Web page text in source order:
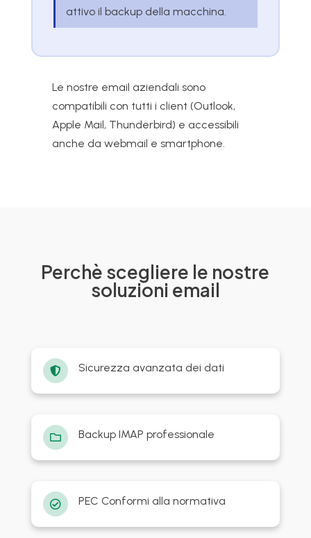
attivo il backup della macchina.
Le nostre email aziendali sono
compatibili con tutti i client (Outlook,
Apple Mail, Thunderbird) e accessibili
anche da webmail e smartphone.
Perchè scegliere le nostre
soluzioni email
 Sicurezza avanzata dei dati
 Backup IMAP professionale
 PEC Conformi alla normativa